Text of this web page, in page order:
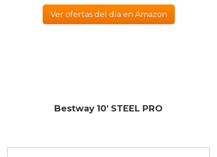
Ver ofertas del día en Amazon
Bestway 10′ STEEL PRO